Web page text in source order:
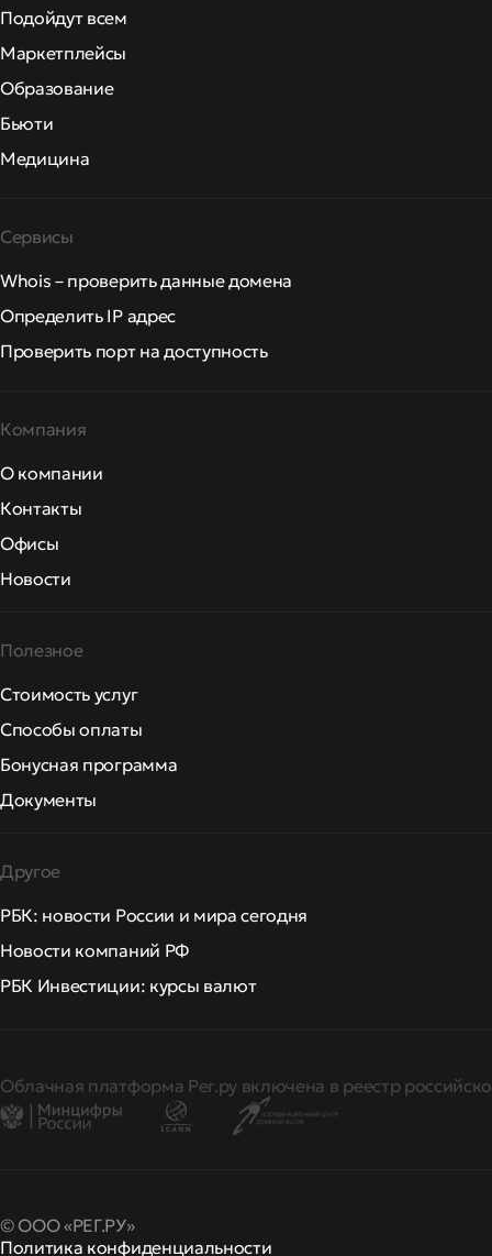
Подойдут всем
Маркетплейсы
Образование
Бьюти
Медицина
Сервисы
Whois – проверить данные домена
Определить IP адрес
Проверить порт на доступность
Компания
О компании
Контакты
Офисы
Новости
Полезное
Стоимость услуг
Способы оплаты
Бонусная программа
Документы
Другое
РБК: новости России и мира сегодня
Новости компаний РФ
РБК Инвестиции: курсы валют
Облачная платформа Рег.ру включена в реестр
© ООО «РЕГ.РУ»
Политика конфиденциальности